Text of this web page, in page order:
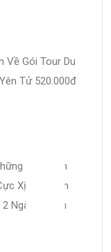
Về Gói Tour Du
Tử 520.000đ
Địa Điểm
Xịn Du Lịch
2 Ngày 1 Đêm